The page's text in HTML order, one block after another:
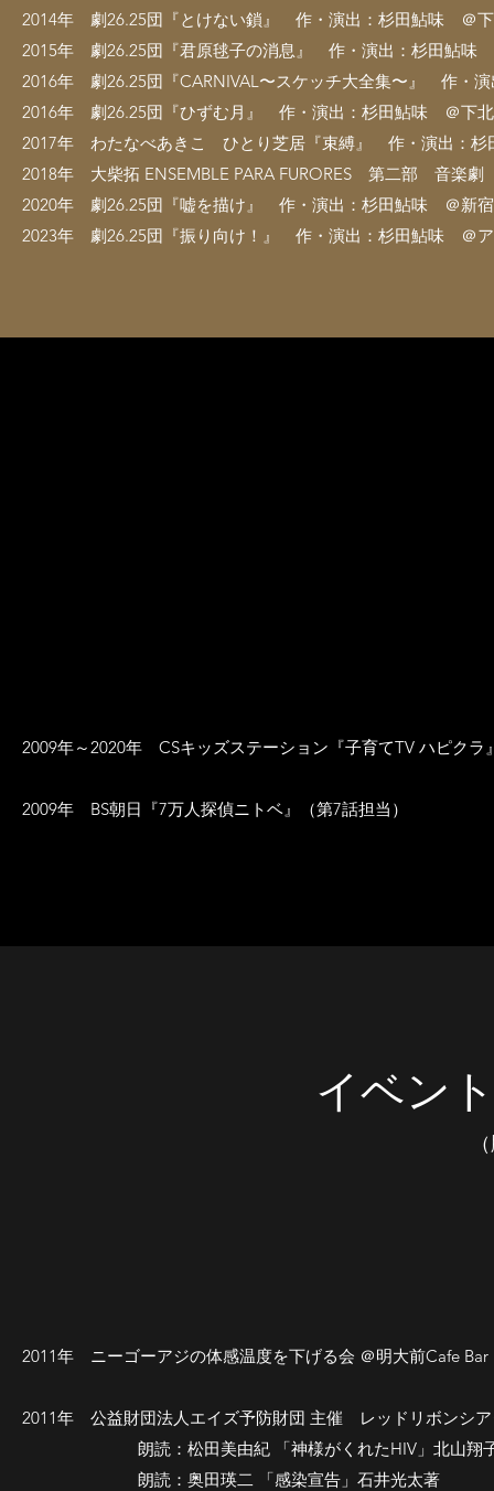
2014年 劇26.25団『とけない鎖』 作・演出：杉田鮎味 ＠下
2015年 劇26.25団『君原毬子の消息』 作・演出：杉田鮎味
2016年 劇26.25団『CARNIVAL〜スケッチ大全集〜』 作・
2016年 劇26.25団『ひずむ月』 作・演出：杉田鮎味 ＠下北
2017年 わたなべあきこ ひとり芝居『束縛』 作・演出：杉
2018年 大柴拓 ENSEMBLE PARA FURORES 第二部 音楽
2020年 劇26.25団『嘘を描け』 作・演出：杉田鮎味 ＠新宿
2023年 劇26.25団『振り向け！』 作・演出：杉田鮎味 ＠ア
2009年～2020年 CSキッズステーション『子育てTV ハピクラ
2009年 BS朝日『7万人探偵ニトベ』（第7話担当）
イベン
2011年 ニーゴーアジの体感温度を下げる会 ＠明大前Cafe Bar
2011年 公益財団法人エイズ予防財団 主催 レッドリボンシ
朗読：松田美由紀 「神様がくれたHIV」北山翔
朗読：奥田瑛二 「感染宣告」石井光太著